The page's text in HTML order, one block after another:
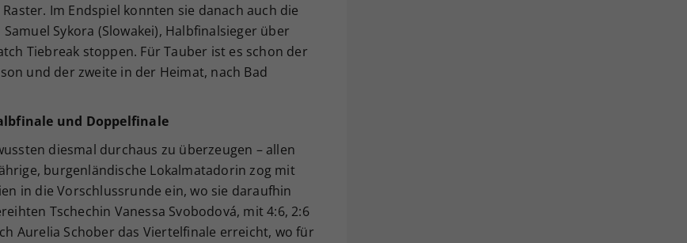
Im Endspiel konnten sie danach auch die
Sykora (Slowakei), Halbfinalsieger über
Tiebreak stoppen. Für Tauber ist es schon der
und der zweite in der Heimat, nach Bad
und Doppelfinale
diesmal durchaus zu überzeugen – allen
burgenländische Lokalmatadorin zog mit
in die Vorschlussrunde ein, wo sie daraufhin
Tschechin Vanessa Svobodová, mit 4:6, 2:6
Aurelia Schober das Viertelfinale erreicht, wo für